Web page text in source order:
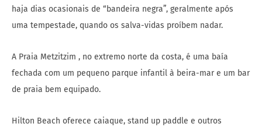
haja dias ocasionais de “bandeira negra”, geralmente após
uma tempestade, quando os salva-vidas proíbem nadar.
A Praia Metzitzim , no extremo norte da costa, é uma baía
fechada com um pequeno parque infantil à beira-mar e um bar
de praia bem equipado.
Hilton Beach oferece caiaque, stand up paddle e outros